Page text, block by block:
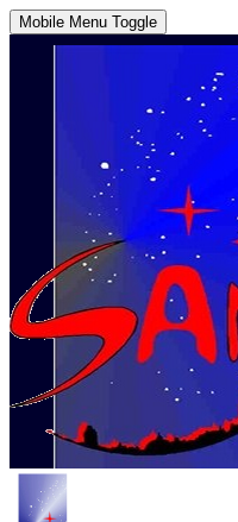
Mobile Menu Toggle